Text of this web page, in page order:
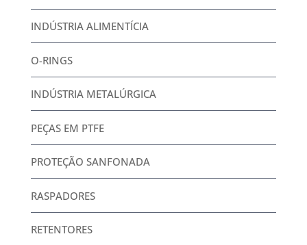
INDÚSTRIA ALIMENTÍCIA
O-RINGS
INDÚSTRIA METALÚRGICA
PEÇAS EM PTFE
PROTEÇÃO SANFONADA
RASPADORES
RETENTORES